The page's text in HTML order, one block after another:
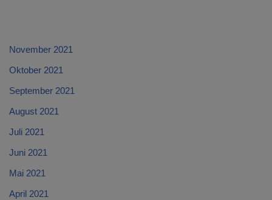
November 2021
Oktober 2021
September 2021
August 2021
Juli 2021
Juni 2021
Mai 2021
April 2021